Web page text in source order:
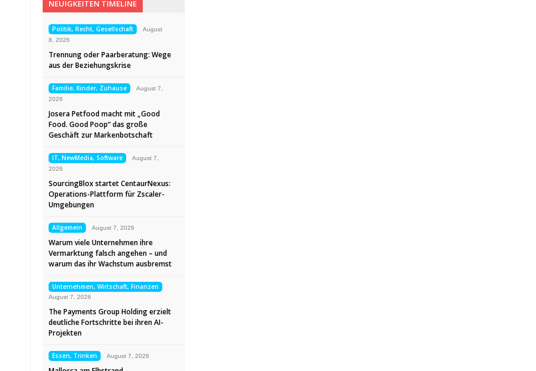
NEUIGKEITEN TIMELINE
Politik, Recht, Gesellschaft
August
8, 2026
Trennung oder Paarberatung: Wege
aus der Beziehungskrise
Familie, Kinder, Zuhause
August 7,
2026
Josera Petfood macht mit „Good
Food. Good Poop“ das große
Geschäft zur Markenbotschaft
IT, NewMedia, Software
August 7,
2026
SourcingBlox startet CentaurNexus:
Operations-Plattform für Zscaler-
Umgebungen
Allgemein August 7, 2026
Warum viele Unternehmen ihre
Vermarktung falsch angehen – und
warum das ihr Wachstum ausbremst
Unternehmen, Wirtschaft, Finanzen
August 7, 2026
The Payments Group Holding erzielt
deutliche Fortschritte bei ihren AI-
Projekten
Essen, Trinken August 7, 2026